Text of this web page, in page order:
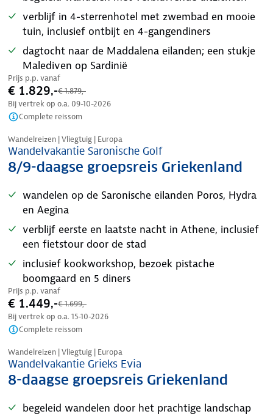
verblijf in 4-sterrenhotel met zwembad en mooie
tuin, inclusief ontbijt en 4-gangendiners
dagtocht naar de Maddalena eilanden; een stukje
Malediven op Sardinië
Prijs p.p. vanaf
€ 1.829,-€ 1.879,-
Bij vertrek op o.a. 09-10-2026
Complete reissom
Tijdelijk in prijs verlaagd
Wandelreizen | Vliegtuig | Europa
Wandelvakantie Saronische Golf
8/9-daagse groepsreis Griekenland
wandelen op de Saronische eilanden Poros, Hydra
en Aegina
verblijf eerste en laatste nacht in Athene, inclusief
een fietstour door de stad
inclusief kookworkshop, bezoek pistache
boomgaard en 5 diners
Prijs p.p. vanaf
€ 1.449,-€ 1.699,-
Bij vertrek op o.a. 15-10-2026
Complete reissom
Tijdelijk in prijs verlaagd
Wandelreizen | Vliegtuig | Europa
Wandelvakantie Grieks Evia
8-daagse groepsreis Griekenland
begeleid wandelen door het prachtige landschap